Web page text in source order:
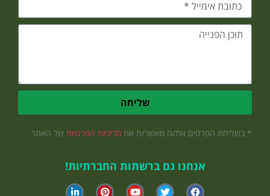
שליחה
* בשליחת הפרטים את/ה מאשר/ת את מדיניות הפרטיות של האתר
אנחנו גם ברשתות החברתיות!